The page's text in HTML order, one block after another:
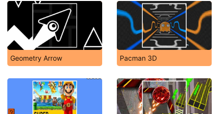
Geometry Arrow Pacman 3D